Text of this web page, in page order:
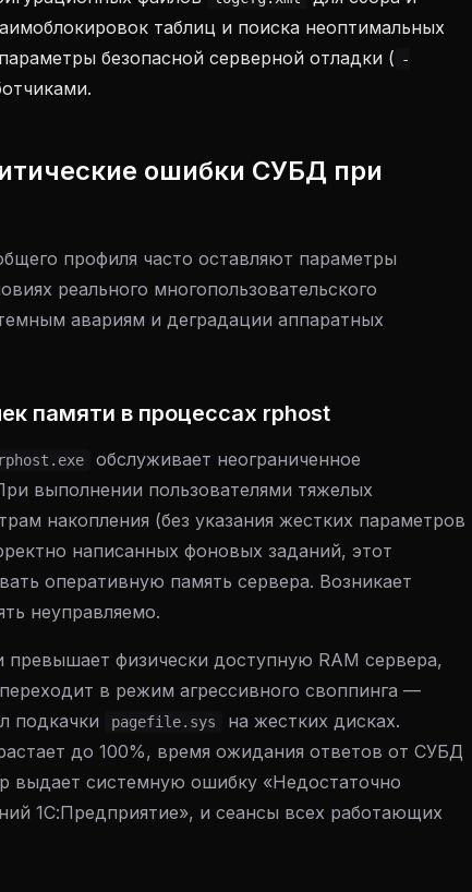
таблиц и поиска неоптимальных
безопасной серверной отладки ( -
ошибки СУБД при
профиля часто оставляют параметры
реального многопользовательского
авариям и деградации аппаратных
памяти в процессах rphost
rphost.exe
обслуживает неограниченное
выполнении пользователями тяжелых
накопления (без указания жестких параметров
написанных фоновых заданий, этот
оперативную память сервера. Возникает
неуправляемо.
физически доступную RAM сервера,
в режим агрессивного своппинга —
подкачки
pagefile.sys
на жестких дисках.
до 100%, время ожидания ответов от СУБД
выдает системную ошибку «Недостаточно
1С:Предприятие», и сеансы всех работающих